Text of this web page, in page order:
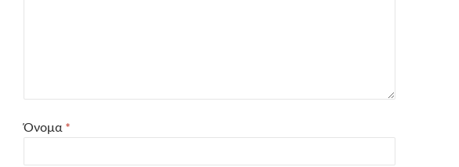
Όνομα *